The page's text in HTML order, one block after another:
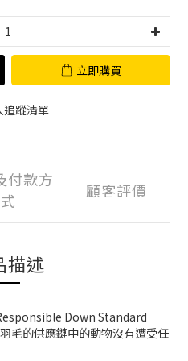
立即購買
追蹤清單
付款方
式
顧客評價
描述
Down Standard
毛的供應鏈中的動物沒有遭受任